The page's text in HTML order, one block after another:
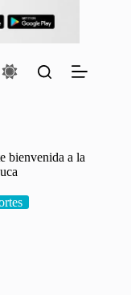
bienvenida a la